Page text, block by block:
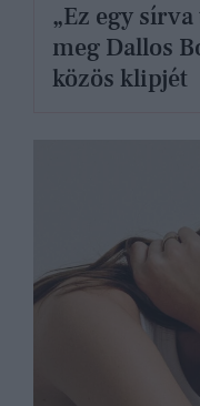
„Ez egy
meg Dallos
közös klipjét